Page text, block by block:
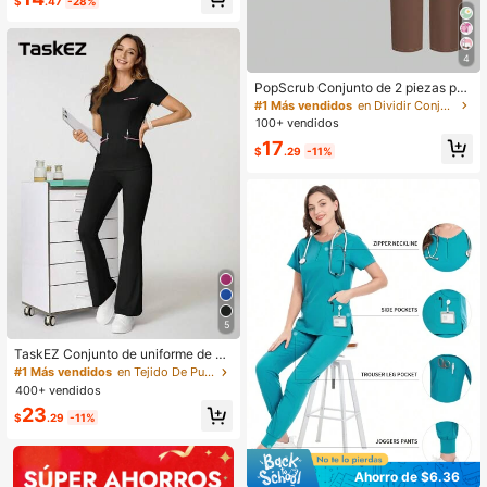
5
TaskEZ Conjunto de uniforme de pij
ama de manga corta de unicolor co
n bolsillo y pantalón largo minimalis
ta
#1 Más vendidos
en Tejido De Punto Conjuntos de exfoliación
400+ vendidos
$23.29 -11%
4
PopScrub Conjunto de 2 piezas par
a mujer con top de trabajo de cuello
en V, manga corta, bolsillo y diseño
de oso marrón & oso blanco, pantal
me de enfermera para primavera/ve
#1 Más vendidos
en Dividir Conjuntos de exfoliación
100+ vendidos
$17.29 -11%
Ahorro de $6.36